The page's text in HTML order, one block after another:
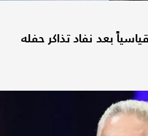
بعد نفاد تذاكر حفله